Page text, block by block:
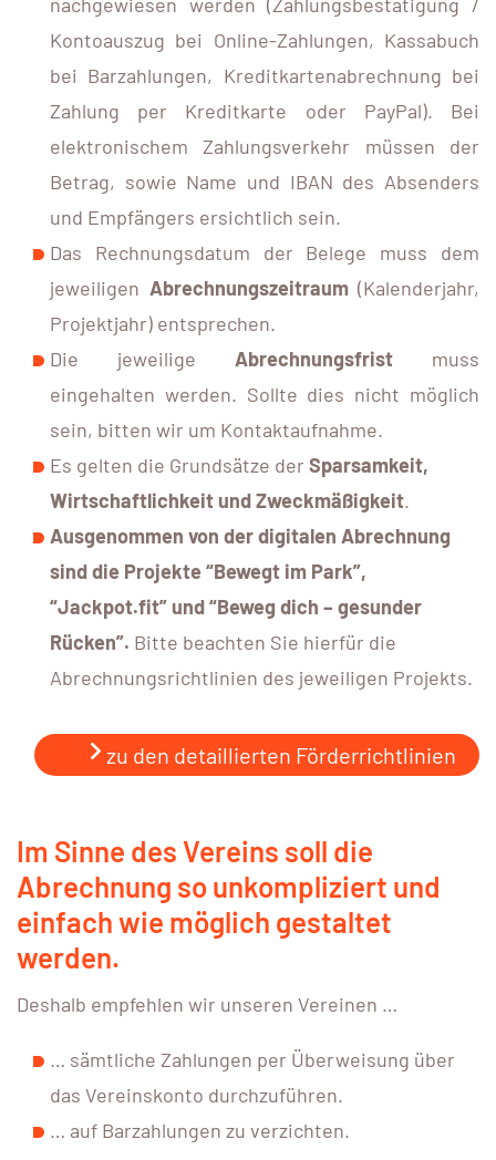
Kontoauszug bei Online-Zahlungen, Kassabuch
bei Barzahlungen, Kreditkartenabrechnung bei
Zahlung per Kreditkarte oder PayPal). Bei
elektronischem Zahlungsverkehr müssen der
Betrag, sowie Name und IBAN des Absenders
und Empfängers ersichtlich sein.
Das Rechnungsdatum der Belege muss dem
jeweiligen Abrechnungszeitraum(Kalenderjahr,
Projektjahr) entsprechen.
Die jeweilige Abrechnungsfrist muss
eingehalten werden. Sollte dies nicht möglich
sein, bitten wir um Kontaktaufnahme.
Es gelten die Grundsätze der Sparsamkeit,
Wirtschaftlichkeit und Zweckmäßigkeit.
Ausgenommen von der digitalen Abrechnung
sind die Projekte “Bewegt im Park”,
“Jackpot.fit” und “Beweg dich – gesunder
Rücken”. Bitte beachten Sie hierfür die
Abrechnungsrichtlinien des jeweiligen Projekts.
zu den detaillierten Förderrichtlinien
Im Sinne des Vereins soll die
Abrechnung so unkompliziert und
einfach wie möglich gestaltet
werden.
Deshalb empfehlen wir unseren Vereinen …
… sämtliche Zahlungen per Überweisung über
das Vereinskonto durchzuführen.
… auf Barzahlungen zu verzichten.